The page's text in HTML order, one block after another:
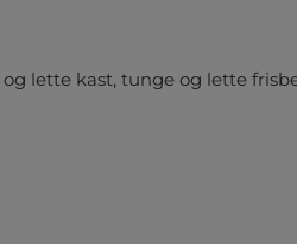
lette kast, tunge og lette